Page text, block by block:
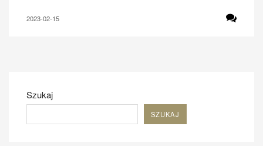
2023-02-15
Szukaj
SZUKAJ